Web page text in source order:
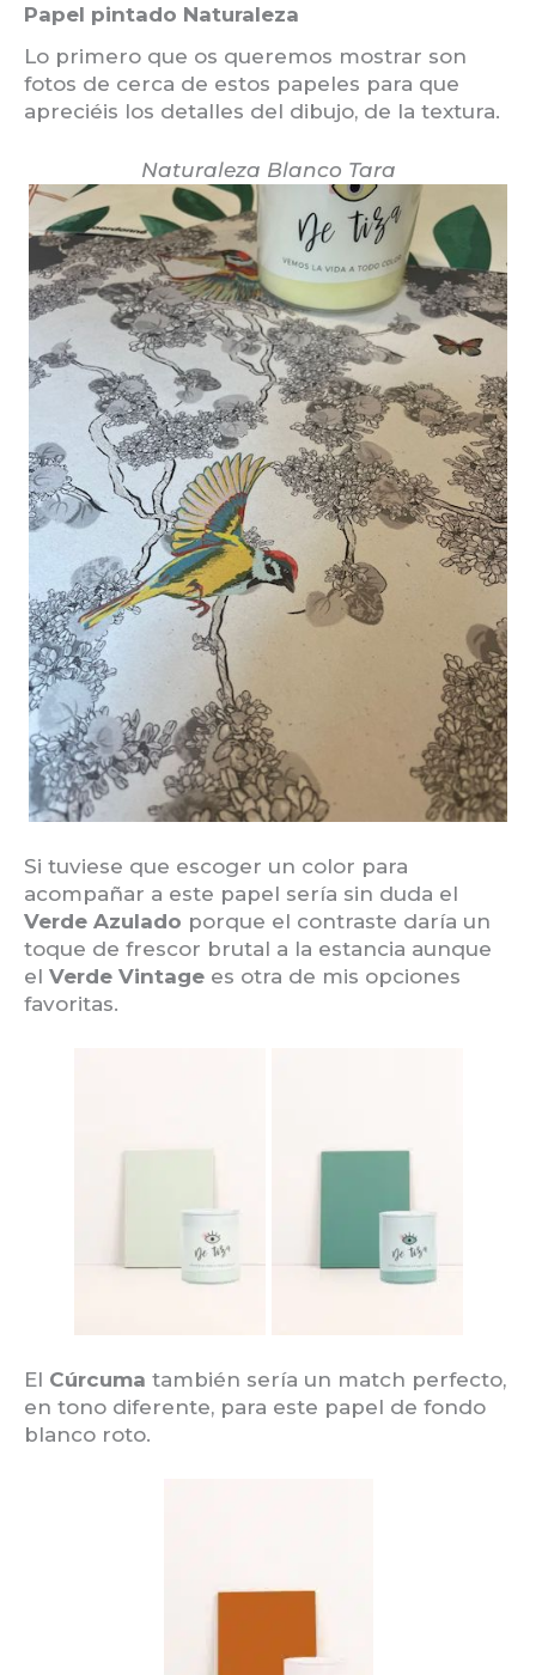
Papel pintado Naturaleza
Lo primero que os queremos mostrar son
fotos de cerca de estos papeles para que
apreciéis los detalles del dibujo, de la textura.
Naturaleza Blanco Tara
Si tuviese que escoger un color para
acompañar a este papel sería sin duda el
Verde Azulado porque el contraste daría un
toque de frescor brutal a la estancia aunque
el Verde Vintage es otra de mis opciones
favoritas.
El Cúrcuma también sería un match perfecto,
en tono diferente, para este papel de fondo
blanco roto.